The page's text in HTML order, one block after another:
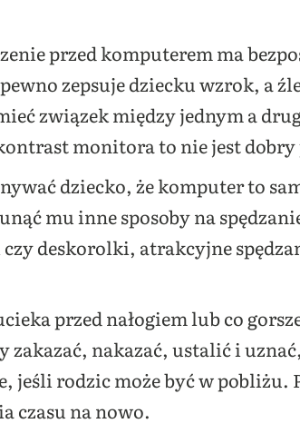
przed komputerem ma
zepsuje dziecku wzrok, a
związek między jednym a
monitora to nie jest dobry
dziecko, że komputer to
mu inne sposoby na
deskorolki, atrakcyjne
przed nałogiem lub co
nakazać, ustalić i
jeśli rodzic może być w pobliżu.
czasu na nowo.